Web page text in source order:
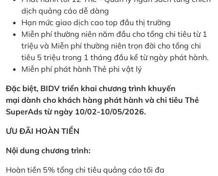
dịch quảng cáo dễ dàng
Hạn mức giao dịch cao top đầu thị trường
Miễn phí thường niên năm đầu cho tổng chi tiêu từ 1
triệu và Miễn phí thường niên trọn đời cho tổng chi
tiêu 5 triệu trong 1 tháng đầu kể từ ngày phát hành.
Miễn phí phát hành Thẻ phi vật lý
Đặc biệt, BIDV triển khai chương trình khuyến
mại dành cho khách hàng phát hành và chi tiêu Thẻ
SuperAds từ ngày 10/02-10/05/2026.
ƯU ĐÃI HOÀN TIỀN
Nội dung chương trình:
Hoàn tiền 5% tổng chi tiêu quảng cáo tối đa